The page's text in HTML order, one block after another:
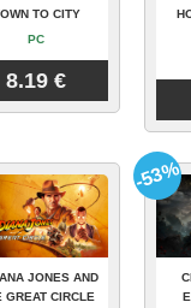
TO CITY
PC
8.19 €
JONES AND
GREAT CIRCLE
-53%